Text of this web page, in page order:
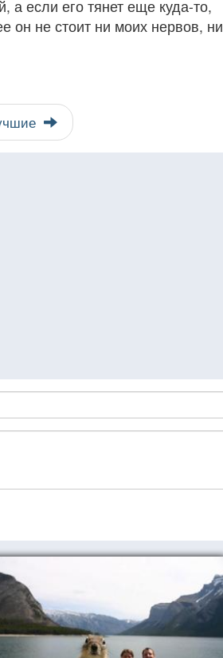
а если его тянет еще куда-то,
он не стоит ни моих нервов, ни